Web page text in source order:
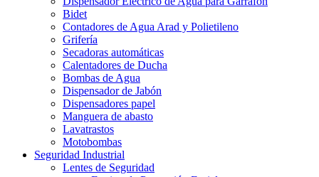
Bidet
Contadores de Agua Arad y Polietileno
Grifería
Secadoras automáticas
Calentadores de Ducha
Bombas de Agua
Dispensador de Jabón
Dispensadores papel
Manguera de abasto
Lavatrastos
Motobombas
Seguridad Industrial
Lentes de Seguridad